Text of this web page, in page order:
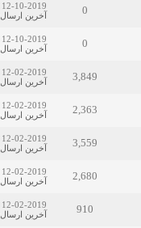
0
12-10-2019 02:06 PM
آخرین ارسال
0
12-10-2019 02:05 PM
آخرین ارسال
3,849
12-02-2019 01:55 PM
آخرین ارسال
2,363
12-02-2019 01:54 PM
آخرین ارسال
3,559
12-02-2019 01:53 PM
آخرین ارسال
2,680
12-02-2019 01:51 PM
آخرین ارسال
910
12-02-2019 01:50 PM
آخرین ارسال